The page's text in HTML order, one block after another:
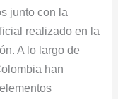
junto con la
realizado en la
A lo largo de
han